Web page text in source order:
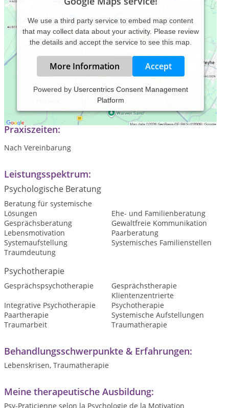
We use a third party service to embed map content
that may collect data about your activity. Please review
the details and accept the service to see this map.
More Information Accept
Powered by Usercentrics Consent Management
Platform
Psychotherapie Französich und Deutsch
Praxiszeiten:
Nach Vereinbarung
Leistungsspektrum:
Psychologische Beratung
Beratung für systemische
Lösungen
Ehe- und Familienberatung
Gesprächsberatung
Gewaltfreie Kommunikation
Lebensmotivation
Paarberatung
Systemaufstellung
Systemisches Familienstellen
Traumdeutung
Psychotherapie
Gesprächspsychotherapie
Gesprächstherapie
Integrative Psychotherapie
Klientenzentrierte
Psychotherapie
Paartherapie
Systemische Aufstellungen
Traumarbeit
Traumatherapie
Behandlungsschwerpunkte & Erfahrungen:
Lebenskrisen, Traumatherapie
Meine therapeutische Ausbildung:
Psy-Praticienne selon la Psychologie de la Motivation